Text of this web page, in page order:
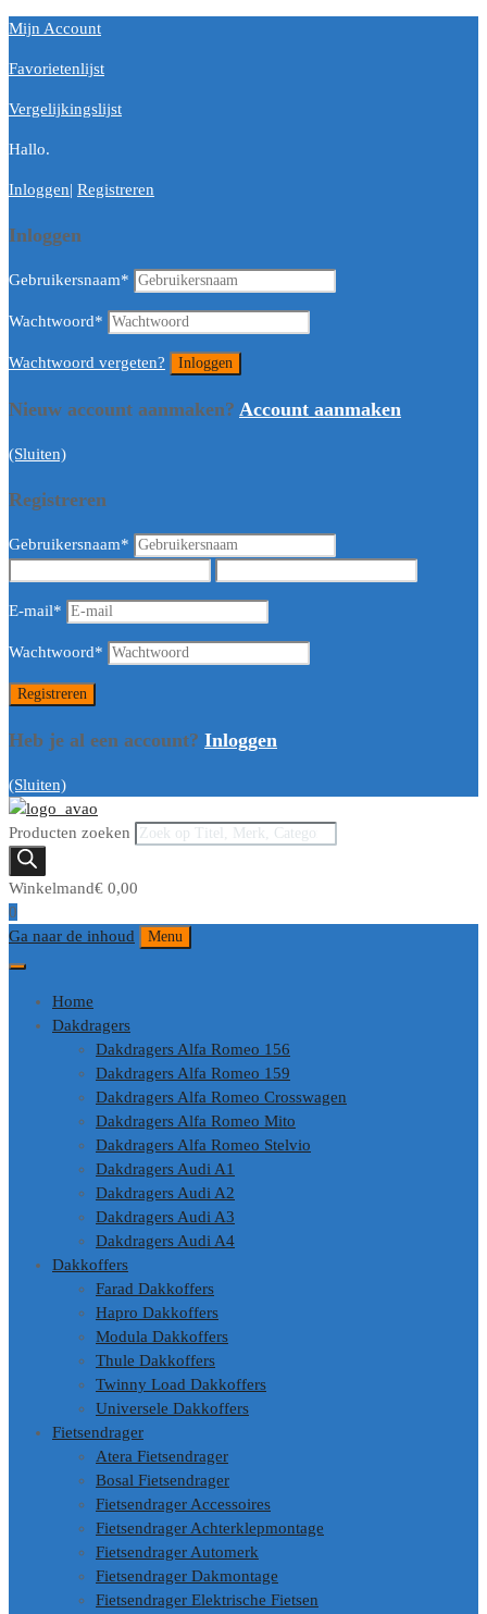
Mijn Account
Favorietenlijst
Vergelijkingslijst
Hallo.
Inloggen| Registreren
Inloggen
Gebruikersnaam*
Wachtwoord*
Wachtwoord vergeten?
Nieuw account aanmaken? Account aanmaken
(Sluiten)
Registreren
Gebruikersnaam*
E-mail*
Wachtwoord*
Heb je al een account? Inloggen
(Sluiten)
Producten zoeken
Winkelmand€ 0,00
0
Ga naar de inhoud
Menu
Home
Dakdragers
Dakdragers Alfa Romeo 156
Dakdragers Alfa Romeo 159
Dakdragers Alfa Romeo Crosswagen
Dakdragers Alfa Romeo Mito
Dakdragers Alfa Romeo Stelvio
Dakdragers Audi A1
Dakdragers Audi A2
Dakdragers Audi A3
Dakdragers Audi A4
Dakkoffers
Farad Dakkoffers
Hapro Dakkoffers
Modula Dakkoffers
Thule Dakkoffers
Twinny Load Dakkoffers
Universele Dakkoffers
Fietsendrager
Atera Fietsendrager
Bosal Fietsendrager
Fietsendrager Accessoires
Fietsendrager Achterklepmontage
Fietsendrager Automerk
Fietsendrager Dakmontage
Fietsendrager Elektrische Fietsen